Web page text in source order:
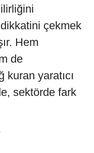
çekmek
Hem
de
kuran yaratıcı
sektörde fark